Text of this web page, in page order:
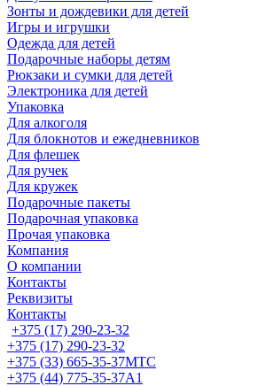
Зонты и дождевики для детей
Игры и игрушки
Одежда для детей
Подарочные наборы детям
Рюкзаки и сумки для детей
Электроника для детей
Упаковка
Для алкоголя
Для блокнотов и ежедневников
Для флешек
Для ручек
Для кружек
Подарочные пакеты
Подарочная упаковка
Прочая упаковка
Компания
О компании
Контакты
Реквизиты
Контакты
+375 (17) 290-23-32
+375 (17) 290-23-32
+375 (33) 665-35-37МТС
+375 (44) 775-35-37А1